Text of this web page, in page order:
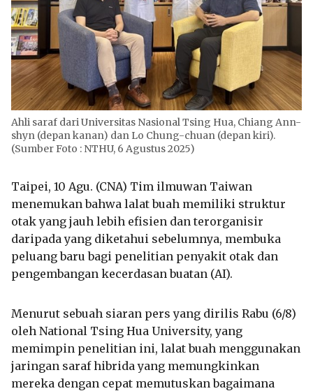
Ahli saraf dari Universitas Nasional Tsing Hua, Chiang Ann-
shyn (depan kanan) dan Lo Chung-chuan (depan kiri).
(Sumber Foto : NTHU, 6 Agustus 2025)
Taipei, 10 Agu. (CNA) Tim ilmuwan Taiwan
menemukan bahwa lalat buah memiliki struktur
otak yang jauh lebih efisien dan terorganisir
daripada yang diketahui sebelumnya, membuka
peluang baru bagi penelitian penyakit otak dan
pengembangan kecerdasan buatan (AI).
Menurut sebuah siaran pers yang dirilis Rabu (6/8)
oleh National Tsing Hua University, yang
memimpin penelitian ini, lalat buah menggunakan
jaringan saraf hibrida yang memungkinkan
mereka dengan cepat memutuskan bagaimana